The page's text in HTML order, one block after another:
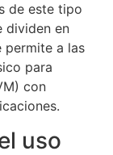
de este tipo
dividen en
permite a las
para
con
uso